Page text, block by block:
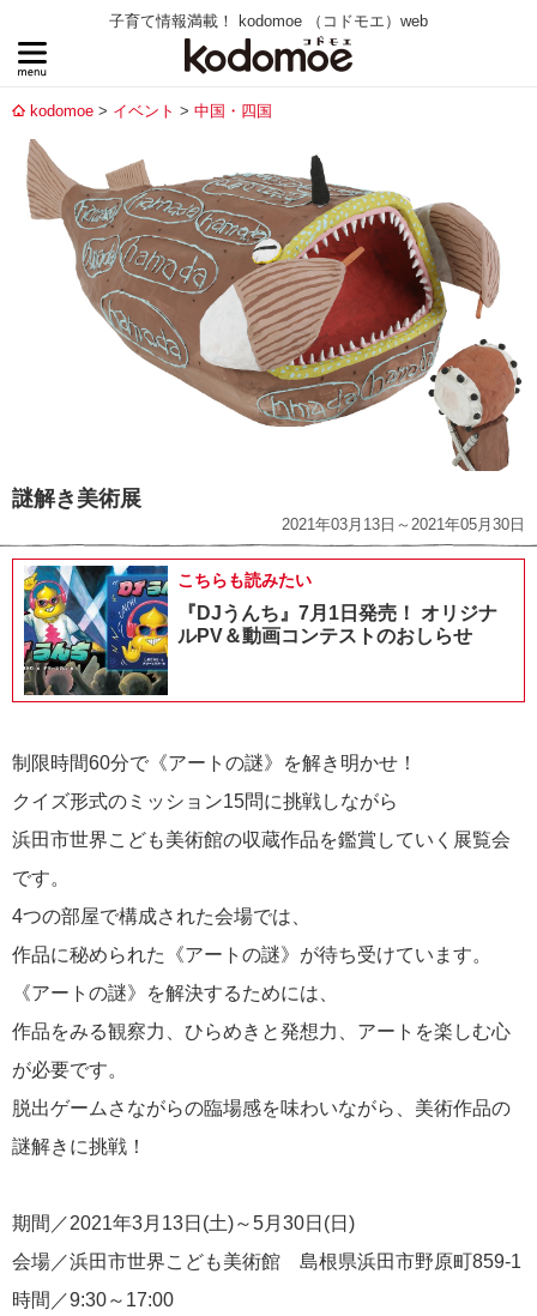
子育て情報満載！ kodomoe （コドモエ）web
kodomoe イベント 中国・四国
謎解き美術展
2021年03月13日～2021年05月30日
こちらも読みたい
『DJうんち』7月1日発売！ オリジナ
ルPV＆動画コンテストのおしらせ
制限時間60分で《アートの謎》を解き明かせ！
クイズ形式のミッション15問に挑戦しながら
浜田市世界こども美術館の収蔵作品を鑑賞していく展覧会
です。
4つの部屋で構成された会場では、
作品に秘められた《アートの謎》が待ち受けています。
《アートの謎》を解決するためには、
作品をみる観察力、ひらめきと発想力、アートを楽しむ心
が必要です。
脱出ゲームさながらの臨場感を味わいながら、美術作品の
謎解きに挑戦！
期間／2021年3月13日(土)～5月30日(日)
会場／浜田市世界こども美術館 島根県浜田市野原町859-1
時間／9:30～17:00